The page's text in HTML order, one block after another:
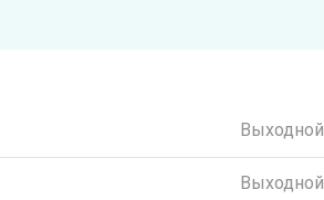
Выходной
Выходной